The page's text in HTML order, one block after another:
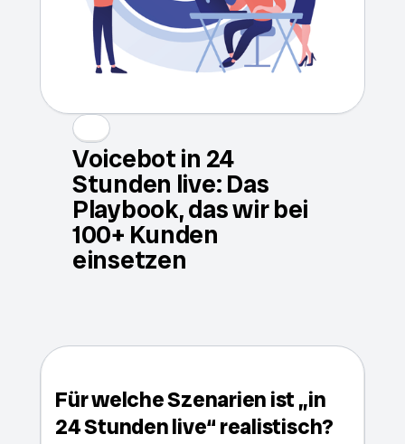
Voicebot in 24
Stunden live: Das
Playbook, das wir bei
100+ Kunden
einsetzen
Für welche Szenarien ist „in
24 Stunden live“ realistisch?